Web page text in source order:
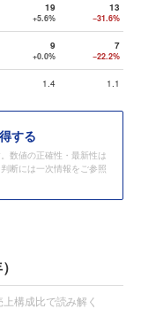
19
+5.6%
13
−31.6%
9
+0.0%
7
−22.2%
1.4 1.1
する
数値の正確性・最新性は
断には一次情報をご参照
構成比で読み解く